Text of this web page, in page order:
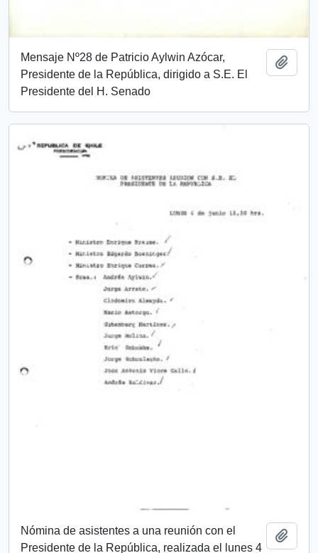
Mensaje Nº28 de Patricio Aylwin Azócar,
Presidente de la República, dirigido a S.E. El
Presidente del H. Senado
Nómina de asistentes a una reunión con el
Presidente de la República, realizada el lunes 4